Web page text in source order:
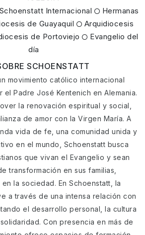
Schoenstatt Internacional
Hermanas
de Guayaquil
Arquidiocesis
de Portoviejo
Evangelio del
día
SCHOENSTATT
movimiento católico internacional
el Padre José Kentenich en Alemania.
la renovación espiritual y social,
de amor con la Virgen María. A
vida de fe, una comunidad unida y
en el mundo, Schoenstatt busca
que vivan el Evangelio y sean
transformación en sus familias,
la sociedad. En Schoenstatt, la
a través de una intensa relación con
el desarrollo personal, la cultura
Con presencia en más de